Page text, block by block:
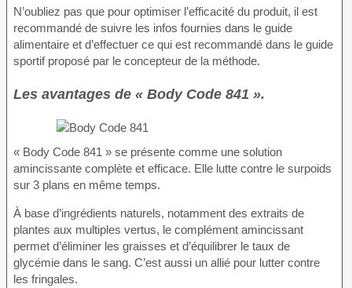
N’oubliez pas que pour optimiser l’efficacité du produit, il est
recommandé de suivre les infos fournies dans le guide
alimentaire et d’effectuer ce qui est recommandé dans le guide
sportif proposé par le concepteur de la méthode.
Les avantages de « Body Code 841 ».
« Body Code 841 » se présente comme une solution
amincissante complète et efficace. Elle lutte contre le surpoids
sur 3 plans en même temps.
À base d’ingrédients naturels, notamment des extraits de
plantes aux multiples vertus, le complément amincissant
permet d’éliminer les graisses et d’équilibrer le taux de
glycémie dans le sang. C’est aussi un allié pour lutter contre
les fringales.